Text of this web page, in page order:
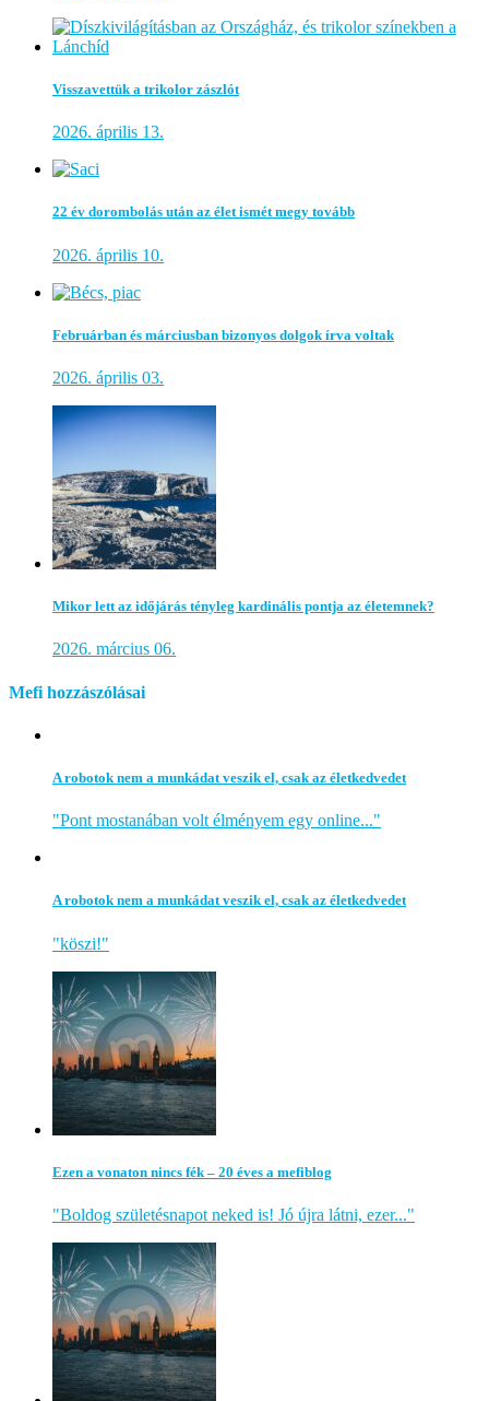
Visszavettük a trikolor zászlót
2026. április 13.
22 év dorombolás után az élet ismét megy tovább
2026. április 10.
Februárban és márciusban bizonyos dolgok írva voltak
2026. április 03.
Mikor lett az időjárás tényleg kardinális pontja az életemnek?
2026. március 06.
Mefi hozzászólásai
A robotok nem a munkádat veszik el, csak az életkedvedet
"Pont mostanában volt élményem egy online..."
A robotok nem a munkádat veszik el, csak az életkedvedet
"köszi!"
Ezen a vonaton nincs fék – 20 éves a mefiblog
"Boldog születésnapot neked is! Jó újra látni, ezer..."